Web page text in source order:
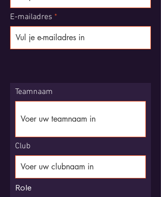
E-mailadres
Teamnaam
Club
Role